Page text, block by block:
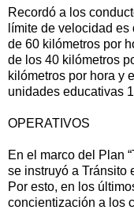
Recordó a los
límite de velocidad
de 60 kilómetros por
de los 40 kilómetros
kilómetros por hora y
unidades educativas
OPERATIVOS
En el marco del Plan
se instruyó a Tránsito
Por esto, en los
concientización a los